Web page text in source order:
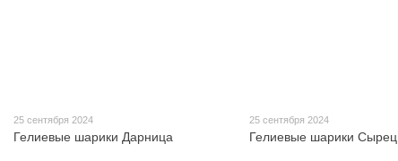
25 сентября 2024
Гелиевые шарики Дарница
25 сентября 2024
Гелиевые шарики Сырец